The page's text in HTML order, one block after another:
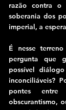
razão contra
soberania dos
imperial, a
É nesse
pergunta que
possível
inconciliáveis?
pontes
obscurantismo,